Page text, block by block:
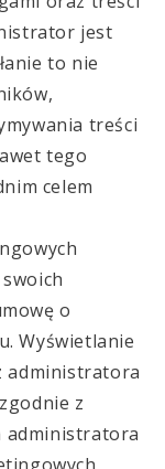
jest
to nie
treści
tego
celem
o
Wyświetlanie
administratora
z
administratora